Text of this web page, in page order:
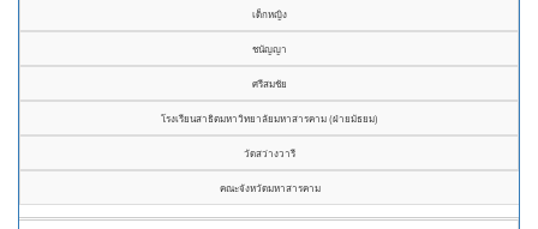
เด็กหญิง
ชนัญญา
ศรีสมชัย
โรงเรียนสาธิตมหาวิทยาลัยมหาสารคาม (ฝ่ายมัธยม)
วัดสว่างวารี
คณะจังหวัดมหาสารคาม